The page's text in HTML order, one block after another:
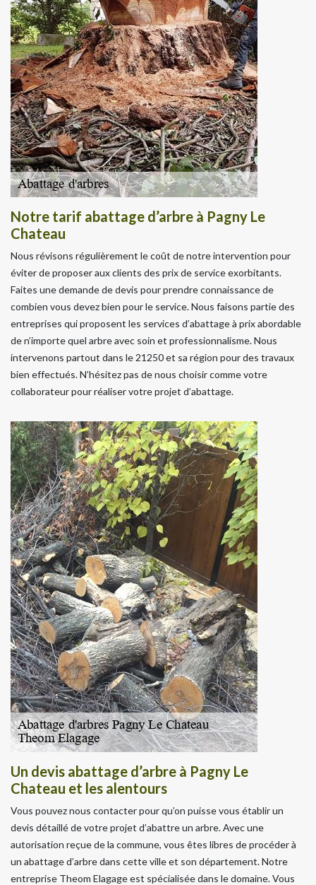
Notre tarif abattage d’arbre à Pagny Le
Chateau
Nous révisons régulièrement le coût de notre intervention pour
éviter de proposer aux clients des prix de service exorbitants.
Faites une demande de devis pour prendre connaissance de
combien vous devez bien pour le service. Nous faisons partie des
entreprises qui proposent les services d’abattage à prix abordable
de n’importe quel arbre avec soin et professionnalisme. Nous
intervenons partout dans le 21250 et sa région pour des travaux
bien effectués. N’hésitez pas de nous choisir comme votre
collaborateur pour réaliser votre projet d’abattage.
Un devis abattage d’arbre à Pagny Le
Chateau et les alentours
Vous pouvez nous contacter pour qu’on puisse vous établir un
devis détaillé de votre projet d’abattre un arbre. Avec une
autorisation reçue de la commune, vous êtes libres de procéder à
un abattage d’arbre dans cette ville et son département. Notre
entreprise Theom Elagage est spécialisée dans le domaine. Vous